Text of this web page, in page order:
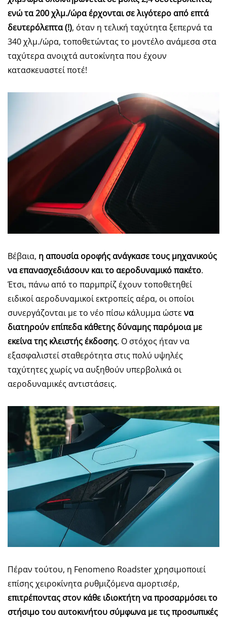
ενώ τα 200 χλμ./ώρα έρχονται σε λιγότερο από επτά
δευτερόλεπτα (!), όταν η τελική ταχύτητα ξεπερνά τα
340 χλμ./ώρα, τοποθετώντας το μοντέλο ανάμεσα στα
ταχύτερα ανοιχτά αυτοκίνητα που έχουν
κατασκευαστεί ποτέ!
Βέβαια, η απουσία οροφής ανάγκασε τους μηχανικούς
να επανασχεδιάσουν και το αεροδυναμικό πακέτο.
Έτσι, πάνω από το παρμπρίζ έχουν τοποθετηθεί
ειδικοί αεροδυναμικοί εκτροπείς αέρα, οι οποίοι
συνεργάζονται με το νέο πίσω κάλυμμα ώστε να
διατηρούν επίπεδα κάθετης δύναμης παρόμοια με
εκείνα της κλειστής έκδοσης. Ο στόχος ήταν να
εξασφαλιστεί σταθερότητα στις πολύ υψηλές
ταχύτητες χωρίς να αυξηθούν υπερβολικά οι
αεροδυναμικές αντιστάσεις.
Πέραν τούτου, η Fenomeno Roadster χρησιμοποιεί
επίσης χειροκίνητα ρυθμιζόμενα αμορτισέρ,
επιτρέποντας στον κάθε ιδιοκτήτη να προσαρμόσει το
στήσιμο του αυτοκινήτου σύμφωνα με τις προσωπικές